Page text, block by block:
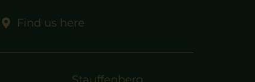
Find us here